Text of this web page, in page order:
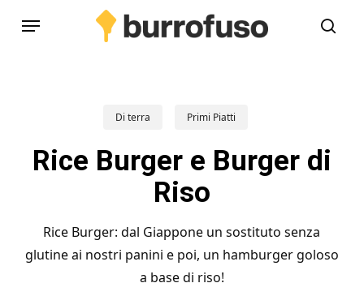
Menu
Di terra Primi Piatti
Rice Burger e Burger di
Riso
Rice Burger: dal Giappone un sostituto senza
glutine ai nostri panini e poi, un hamburger goloso
a base di riso!